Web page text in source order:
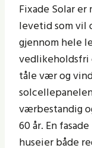
Fixade Solar
levetid som
gjennom hele
vedlikeholdsfri
tåle vær og
værbestandig
60 år. En
huseier både